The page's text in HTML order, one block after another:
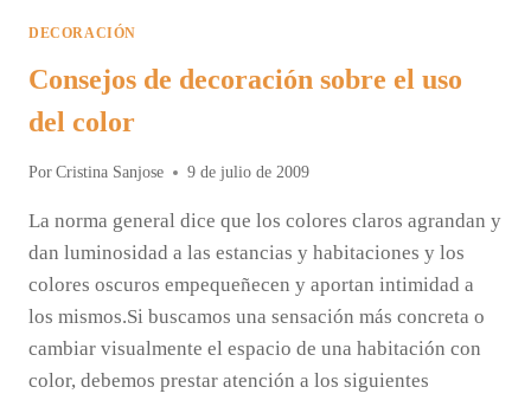
DECORACIÓN
Consejos de decoración sobre el uso
del color
Por Cristina Sanjose 9 de julio de 2009
La norma general dice que los colores claros agrandan y
dan luminosidad a las estancias y habitaciones y los
colores oscuros empequeñecen y aportan intimidad a
los mismos.Si buscamos una sensación más concreta o
cambiar visualmente el espacio de una habitación con
color, debemos prestar atención a los siguientes